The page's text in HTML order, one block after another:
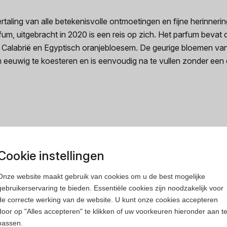
van alle betekenisvolle ontmoetingen en fijne
uitgebracht in 2020 is een reis op zich. Het parfum
en Egyptisch oranjebloesem. De geurige bloemen
te koesteren en is eenvoudig na te vullen zonder een
instellingen
website maakt gebruik van cookies om u de best mogelijke
te bieden. Essentiële cookies zijn noodzakelijk voor
correcte werking van de website. U kunt onze cookies accepteren
op "Alles accepteren" te klikken of uw voorkeuren hieronder aan te